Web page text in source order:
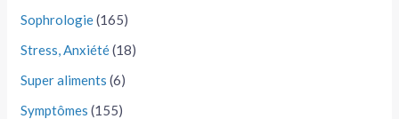
Sophrologie(165)
Stress, Anxiété(18)
Super aliments (6)
Symptômes (155)